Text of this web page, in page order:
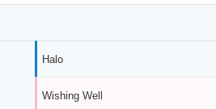
Halo
Wishing Well